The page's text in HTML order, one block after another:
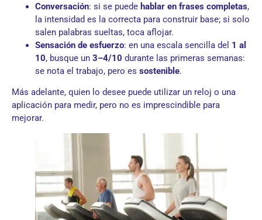
Conversación: si se puede hablar en frases completas,
la intensidad es la correcta para construir base; si solo
salen palabras sueltas, toca aflojar.
Sensación de esfuerzo: en una escala sencilla del 1 al
10, busque un 3–4/10 durante las primeras semanas:
se nota el trabajo, pero es sostenible.
Más adelante, quien lo desee puede utilizar un reloj o una
aplicación para medir, pero no es imprescindible para
mejorar.